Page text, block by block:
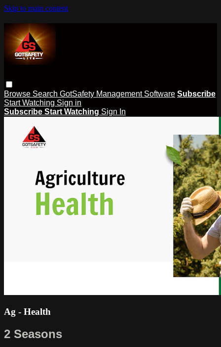
Skip to main content
Browse Search GotSafety Management Software Subscribe
Start Watching Sign in
Subscribe Start Watching Sign In
Ag - Health
2 Seasons